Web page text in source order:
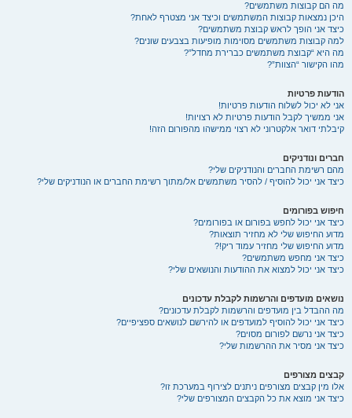
מה הם קבוצות משתמשים?
היכן נמצאות קבוצות המשתמשים וכיצד אני מצטרף לאחת?
כיצד אני הופך לראש קבוצת משתמשים?
למה קבוצות משתמשים מסוימות מופיעות בצבעים שונים?
מה היא “קבוצת משתמשים כברירת מחדל”?
מהו הקישור “הצוות”?
הודעות פרטיות
אני לא יכול לשלוח הודעות פרטיות!
אני ממשיך לקבל הודעות פרטיות לא רצויות!
קיבלתי דואר אלקטרוני לא רצוי ממישהו מהפורום הזה!
חברים ונודניקים
מהם רשימת החברים והנודניקים שלי?
כיצד אני יכול להוסיף / להסיר משתמשים אל/מתוך רשימת החברים או הנודניקים שלי?
חיפוש בפורומים
כיצד אני יכול לחפש בפורום או בפורומים?
מדוע החיפוש שלי לא מחזיר תוצאות?
מדוע החיפוש שלי מחזיר עמוד ריק!?
כיצד אני מחפש משתמשים?
כיצד אני יכול למצוא את ההודעות והנושאים שלי?
נושאים מועדפים והרשמות לקבלת עדכונים
מה ההבדל בין מועדפים והרשמות לקבלת עדכונים?
כיצד אני יכול להוסיף למועדפים או להירשם לנושאים ספציפיים?
כיצד אני נרשם לפורום מסוים?
כיצד אני מסיר את ההרשמות שלי?
קבצים מצורפים
אלו מין קבצים מצורפים ניתנים לצירוף במערכת זו?
כיצד אני מוצא את כל הקבצים המצורפים שלי?